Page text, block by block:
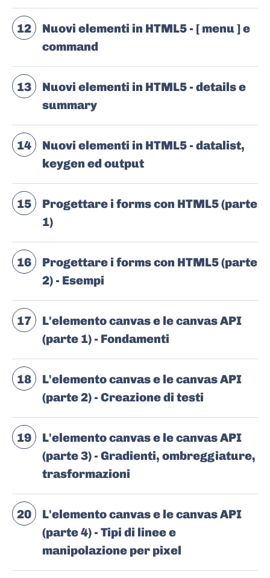
12
Nuovi elementi in HTML5 - [ menu ] e
command
13
Nuovi elementi in HTML5 - details e
summary
14
Nuovi elementi in HTML5 - datalist,
keygen ed output
15
Progettare i forms con HTML5 (parte
1)
16
Progettare i forms con HTML5 (parte
2) - Esempi
17
L'elemento canvas e le canvas API
(parte 1) - Fondamenti
18
L'elemento canvas e le canvas API
(parte 2) - Creazione di testi
19
L'elemento canvas e le canvas API
(parte 3) - Gradienti, ombreggiature,
trasformazioni
20
L'elemento canvas e le canvas API
(parte 4) - Tipi di linee e
manipolazione per pixel